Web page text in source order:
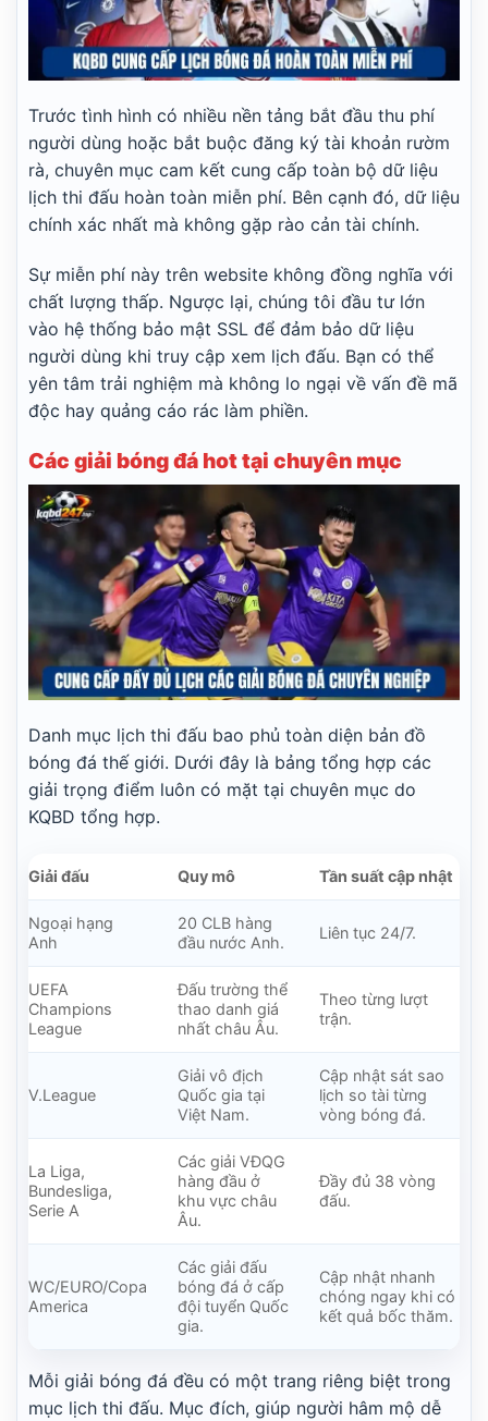
Trước tình hình có nhiều nền tảng bắt đầu thu phí
người dùng hoặc bắt buộc đăng ký tài khoản rườm
rà, chuyên mục cam kết cung cấp toàn bộ dữ liệu
lịch thi đấu hoàn toàn miễn phí. Bên cạnh đó, dữ liệu
chính xác nhất mà không gặp rào cản tài chính.
Sự miễn phí này trên website không đồng nghĩa với
chất lượng thấp. Ngược lại, chúng tôi đầu tư lớn
vào hệ thống bảo mật SSL để đảm bảo dữ liệu
người dùng khi truy cập xem lịch đấu. Bạn có thể
yên tâm trải nghiệm mà không lo ngại về vấn đề mã
độc hay quảng cáo rác làm phiền.
Các giải bóng đá hot tại chuyên mục
Danh mục lịch thi đấu bao phủ toàn diện bản đồ
bóng đá thế giới. Dưới đây là bảng tổng hợp các
giải trọng điểm luôn có mặt tại chuyên mục do
KQBD tổng hợp.
Giải đấu Quy mô Tần suất cập nhật
Ngoại hạng
Anh
20 CLB hàng
đầu nước Anh.
Liên tục 24/7.
UEFA
Champions
League
Đấu trường thể
thao danh giá
nhất châu Âu.
Theo từng lượt
trận.
V.League
Giải vô địch
Quốc gia tại
Việt Nam.
Cập nhật sát sao
lịch so tài từng
vòng bóng đá.
La Liga,
Bundesliga,
Serie A
Các giải VĐQG
hàng đầu ở
khu vực châu
Âu.
Đầy đủ 38 vòng
đấu.
WC/EURO/Copa
America
Các giải đấu
bóng đá ở cấp
đội tuyển Quốc
gia.
Cập nhật nhanh
chóng ngay khi có
kết quả bốc thăm.
Mỗi giải bóng đá đều có một trang riêng biệt trong
mục lịch thi đấu. Mục đích, giúp người hâm mộ dễ